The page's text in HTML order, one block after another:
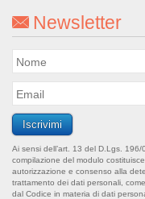
Newsletter
Ai sensi dell’art. 13 del D.Lgs. 196/
compilazione del modulo
autorizzazione e consenso alla
trattamento dei dati personali,
dal Codice in materia di dati